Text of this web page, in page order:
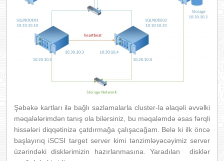
Şəbəkə kartları ilə bağlı sazlamalarla cluster-la əlaqəli əvvəlki
məqalələrimdən tanış ola bilərsiniz, bu məqaləmdə əsas fərqli
hissələri diqqətinizə çatdırmağa çalışacağam. Belə ki ilk öncə
başlayırıq iSCSI target server kimi tənzimləyəcəyimiz server
üzərindəki disklərimizin hazırlanmasına. Yaradılan disklər